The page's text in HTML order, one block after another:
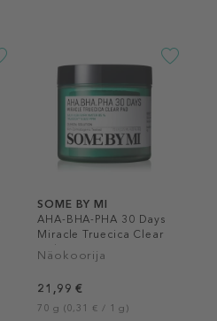
SOME BY MI
AHA-BHA-PHA 30 Days
Miracle Truecica Clear
Pad
Näokoorija
21,99 €
70 g (0,31 € / 1 g)